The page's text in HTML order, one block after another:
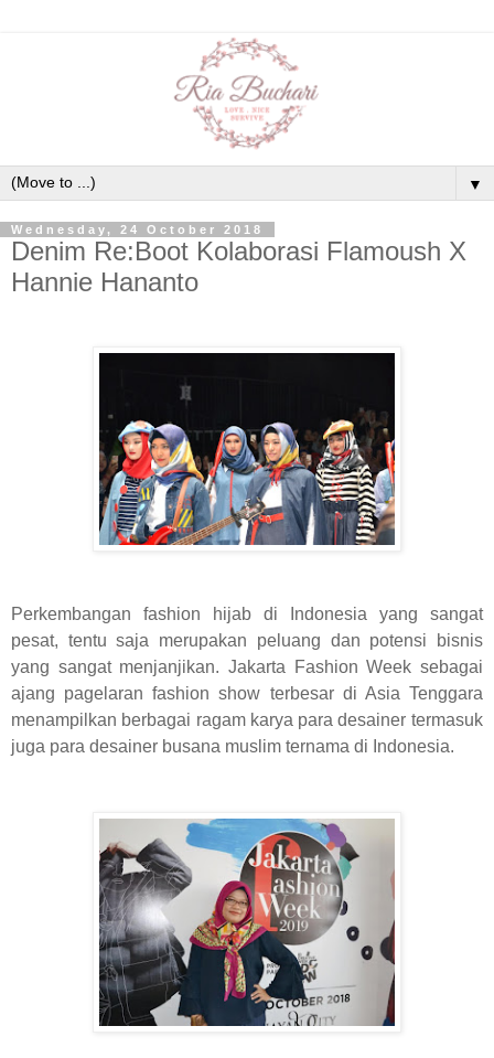
▼
Wednesday, 24 October 2018
Denim Re:Boot Kolaborasi Flamoush X
Hannie Hananto
Perkembangan fashion hijab di Indonesia yang sangat
pesat, tentu saja merupakan peluang dan potensi bisnis
yang sangat menjanjikan. Jakarta Fashion Week sebagai
ajang pagelaran fashion show terbesar di Asia Tenggara
menampilkan berbagai ragam karya para desainer termasuk
juga para desainer busana muslim ternama di Indonesia.